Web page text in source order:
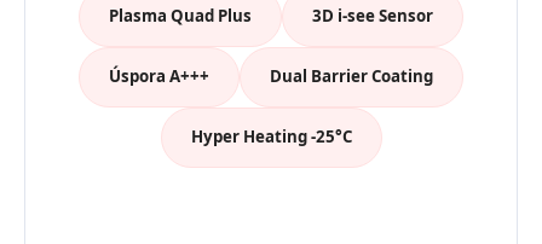
Plasma Quad Plus 3D i-see Sensor
Úspora A+++ Dual Barrier Coating
Hyper Heating -25°C